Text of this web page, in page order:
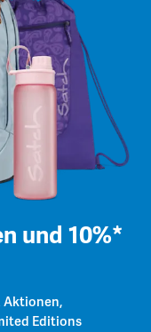
und 10%*
Aktionen,
Editions